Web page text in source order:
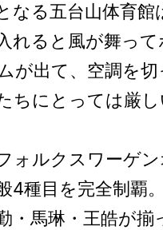
なる五台山体育
入れると風が舞っ
が出て、空調を
ちにとっては厳
ォルクスワーゲン
4種目を完全制覇
・馬琳・王皓が